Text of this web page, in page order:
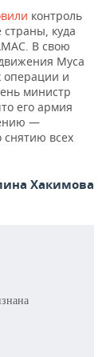
контроль
куда
В свою
Муса
операции и
министр
его армия
—
снятию всех
Хакимова